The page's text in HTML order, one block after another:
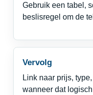
Gebruik een tabel,
beslisregel om de
Vervolg
Link naar prijs,
wanneer dat